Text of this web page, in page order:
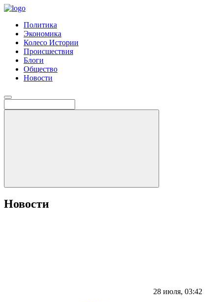
Политика
Экономика
Колесо Истории
Происшествия
Блоги
Общество
Новости
Новости
28 июля, 03:42